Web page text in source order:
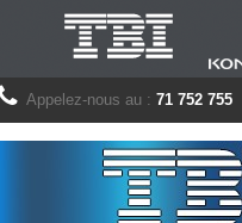
Appelez-nous au : 71 752 755